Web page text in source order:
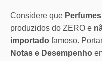
Considere que
produzidos do ZERO e
importado famoso.
Notas e Desempenho